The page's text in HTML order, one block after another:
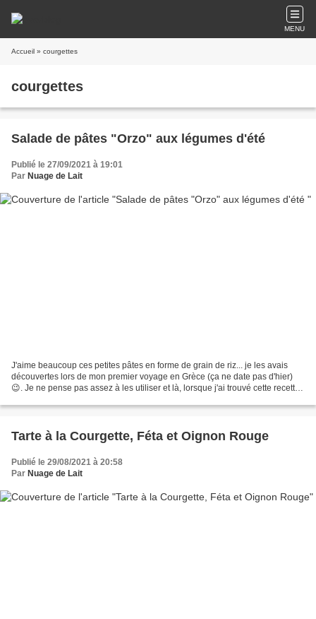
MENU
Accueil » courgettes
courgettes
Salade de pâtes "Orzo" aux légumes d'été
Publié le 27/09/2021 à 19:01
Par Nuage de Lait
J'aime beaucoup ces petites pâtes en forme de grain de riz... je les avais
découvertes lors de mon premier voyage en Grèce (ça ne date pas d'hier)
😉. Je ne pense pas assez à les utiliser et là, lorsque j'ai trouvé cette recette
Tarte à la Courgette, Féta et Oignon Rouge
Publié le 29/08/2021 à 20:58
Par Nuage de Lait